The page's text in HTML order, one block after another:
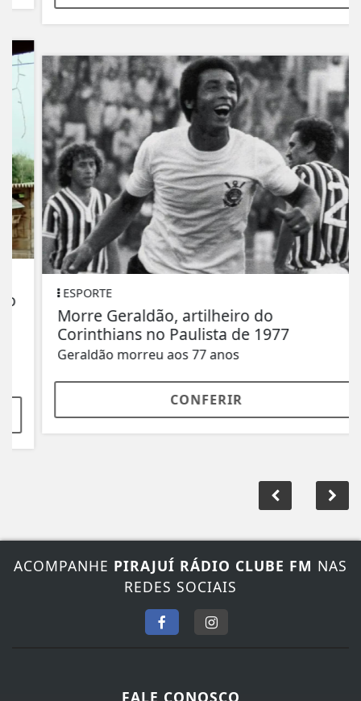
ESPORTE
Morre Geraldão, artilheiro do
Corinthians no Paulista de 1977
Geraldão morreu aos 77 anos
CONFERIR
REDES SOCIAIS